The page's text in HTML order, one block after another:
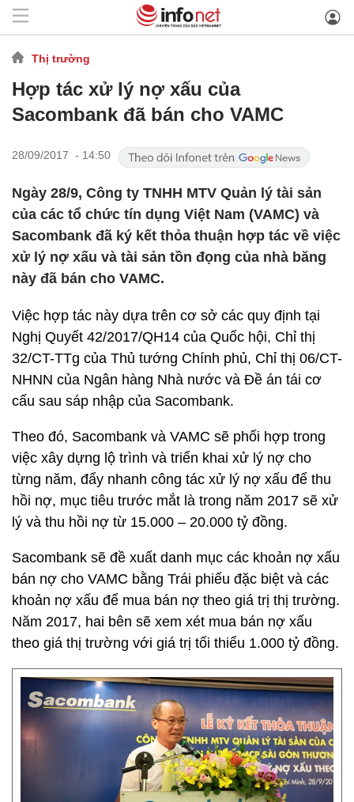
Thị trường
Hợp tác xử lý nợ xấu của
Sacombank đã bán cho VAMC
28/09/2017 - 14:50
Ngày 28/9, Công ty TNHH MTV Quản lý tài sản
của các tổ chức tín dụng Việt Nam (VAMC) và
Sacombank đã ký kết thỏa thuận hợp tác về việc
xử lý nợ xấu và tài sản tồn đọng của nhà băng
này đã bán cho VAMC.
Việc hợp tác này dựa trên cơ sở các quy định tại
Nghị Quyết 42/2017/QH14 của Quốc hội, Chỉ thị
32/CT-TTg của Thủ tướng Chính phủ, Chỉ thị 06/CT-
NHNN của Ngân hàng Nhà nước và Đề án tái cơ
cấu sau sáp nhập của Sacombank.
Theo đó, Sacombank và VAMC sẽ phối hợp trong
việc xây dựng lộ trình và triển khai xử lý nợ cho
từng năm, đẩy nhanh công tác xử lý nợ xấu để thu
hồi nợ, mục tiêu trước mắt là trong năm 2017 sẽ xử
lý và thu hồi nợ từ 15.000 – 20.000 tỷ đồng.
Sacombank sẽ đề xuất danh mục các khoản nợ xấu
bán nợ cho VAMC bằng Trái phiếu đặc biệt và các
khoản nợ xấu để mua bán nợ theo giá trị thị trường.
Năm 2017, hai bên sẽ xem xét mua bán nợ xấu
theo giá thị trường với giá trị tối thiểu 1.000 tỷ đồng.